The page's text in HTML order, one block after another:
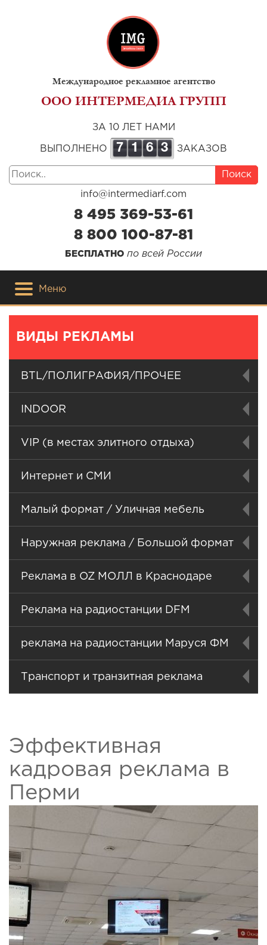
Международное рекламное агентство
ООО ИНТЕРМЕДИА ГРУПП
ЗА 10 ЛЕТ НАМИ
ВЫПОЛНЕНО 7 1 6 3 ЗАКАЗОВ
Поиск
info@intermediarf.com
8 495 369-53-61
8 800 100-87-81
БЕСПЛАТНО по всей России
Меню
ВИДЫ РЕКЛАМЫ
BTL/ПОЛИГРАФИЯ/ПРОЧЕЕ
INDOOR
VIP (в местах элитного отдыха)
Интернет и СМИ
Малый формат / Уличная мебель
Наружная реклама / Большой формат
Реклама в OZ МОЛЛ в Краснодаре
Реклама на радиостанции DFM
реклама на радиостанции Маруся ФМ
Транспорт и транзитная реклама
Эффективная
кадровая реклама в
Перми